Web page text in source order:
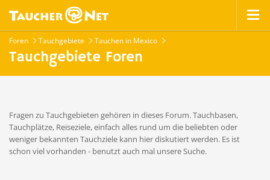
Foren Tauchgebiete Tauchen in Mexico
Tauchgebiete Foren
Fragen zu Tauchgebieten gehören in dieses Forum. Tauchbasen,
Tauchplätze, Reiseziele, einfach alles rund um die beliebten oder
weniger bekannten Tauchziele kann hier diskutiert werden. Es ist
schon viel vorhanden - benutzt auch mal unsere Suche.